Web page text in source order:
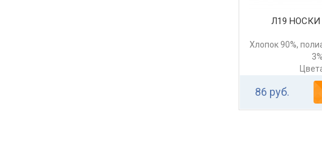
Л19
Хлопок 90%,
3%
86 руб.